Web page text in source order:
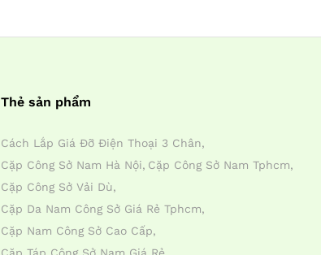
Thẻ sản phẩm
Cách Lắp Giá Đỡ Điện Thoại 3 Chân
Cặp Công Sở Nam Hà Nội Cặp Công Sở Nam Tphcm
Cặp Công Sở Vải Dù
Cặp Da Nam Công Sở Giá Rẻ Tphcm
Cặp Nam Công Sở Cao Cấp
Cặp Táp Công Sở Nam Giá Rẻ